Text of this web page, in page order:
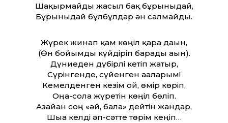
Шақырмайды жасыл бақ бұрынғыдай,
Бұрынғыдай бұлбұлдар ән салмайды.
Жүрек жинап қам көңіл қара дағын,
(Өн бойымды күйдіріп барады ағын).
Дүниеден дүбірлі кетіп жатыр,
Сүрінгенде, сүйенген ағаларым!
Кемелденген кезім ғой, өмір көріп,
Оңға-солға жүретін көңіл бөліп.
Азайған соң «әй, бала» дейтін жандар,
Шыға келді әп-сәт­те төрім кеңіп…